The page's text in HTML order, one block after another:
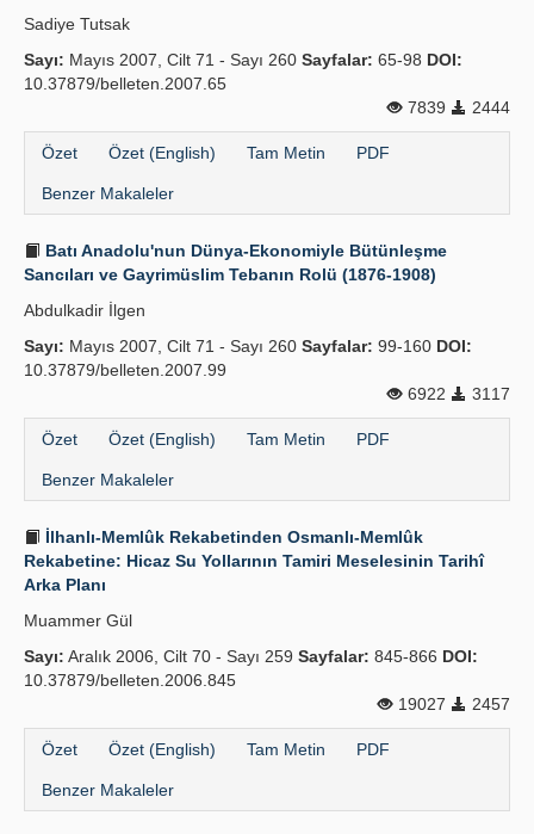
Sadiye Tutsak
Sayı: Mayıs 2007, Cilt 71 - Sayı 260 Sayfalar: 65-98 DOI:
10.37879/belleten.2007.65
7839
2444
Özet Özet (English) Tam Metin PDF
Benzer Makaleler
Batı Anadolu'nun Dünya-Ekonomiyle Bütünleşme
Sancıları ve Gayrimüslim Tebanın Rolü (1876-1908)
Abdulkadir İlgen
Sayı: Mayıs 2007, Cilt 71 - Sayı 260 Sayfalar: 99-160 DOI:
10.37879/belleten.2007.99
6922
3117
Özet Özet (English) Tam Metin PDF
Benzer Makaleler
İlhanlı-Memlûk Rekabetinden Osmanlı-Memlûk
Rekabetine: Hicaz Su Yollarının Tamiri Meselesinin Tarihî
Arka Planı
Muammer Gül
Sayı: Aralık 2006, Cilt 70 - Sayı 259 Sayfalar: 845-866 DOI:
10.37879/belleten.2006.845
19027
2457
Özet Özet (English) Tam Metin PDF
Benzer Makaleler